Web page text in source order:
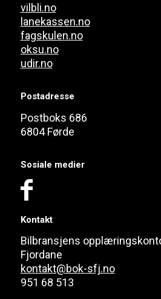
vilbli.no
lanekassen.no
fagskulen.no
oksu.no
udir.no
Postadresse
Postboks 686
6804 Førde
Sosiale medier
Kontakt
Bilbransjens
Fjordane
kontakt@bok-sfj.no
951 68 513